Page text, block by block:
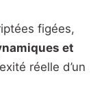
figées,
et
réelle d’un